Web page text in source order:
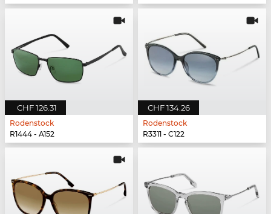
CHF 126.31
Rodenstock
R1444 - A152
CHF 134.26
Rodenstock
R3311 - C122